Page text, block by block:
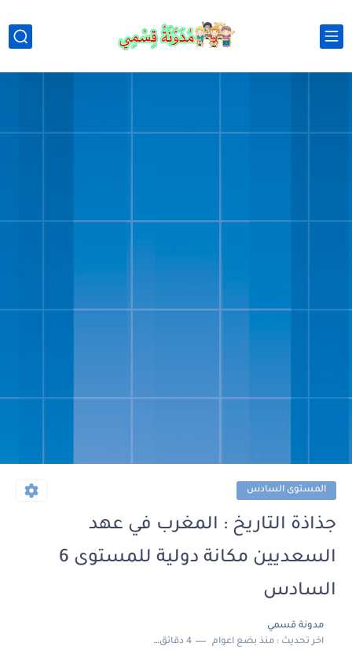
المستوى السادس
جذاذة التاريخ : المغرب في عهد
السعديين مكانة دولية للمستوى 6
السادس
مدونة قسمي
اخر تحديث :منذ بضع اعوام 4 دقائق للقراءة